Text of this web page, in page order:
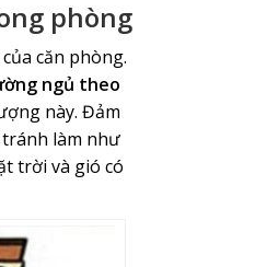
phòng
căn phòng.
ngủ theo
này. Đảm
làm như
trời và gió có